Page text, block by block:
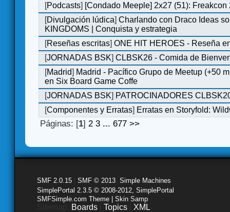
[Podcasts] [Condado Meeple] 2x27 (51): Freakcon
[Divulgación lúdica]Charlando con Draco Ideas
KINGDOMS | Conquista y estrategia
[Reseñas escritas]ONE HIT HEROES - Reseña
[JORNADAS BSK]CLBSK26 - Comida de
[Madrid] Madrid - Pacífico Grupo de Meetup (+50
en Six Board Game Coffe
[JORNADAS BSK] PATROCINADORES
[Componentes y Erratas] Erratas en Storyfold:
Páginas: [1]2 3 ...677 >>
SMF 2.0.15 SMF © 2013 Simple Machines
SimplePortal 2.3.5 © 2008-2012, SimplePortal
SMFSimple.com Theme | Skin Samp
Boards Topics XML